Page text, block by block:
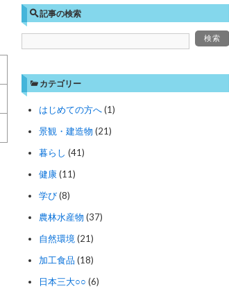
記事の検索
カテゴリー
はじめての方へ(1)
景観・建造物 (21)
暮らし (41)
健康(11)
学び(8)
農林水産物 (37)
自然環境 (21)
加工食品 (18)
日本三大○○ (6)